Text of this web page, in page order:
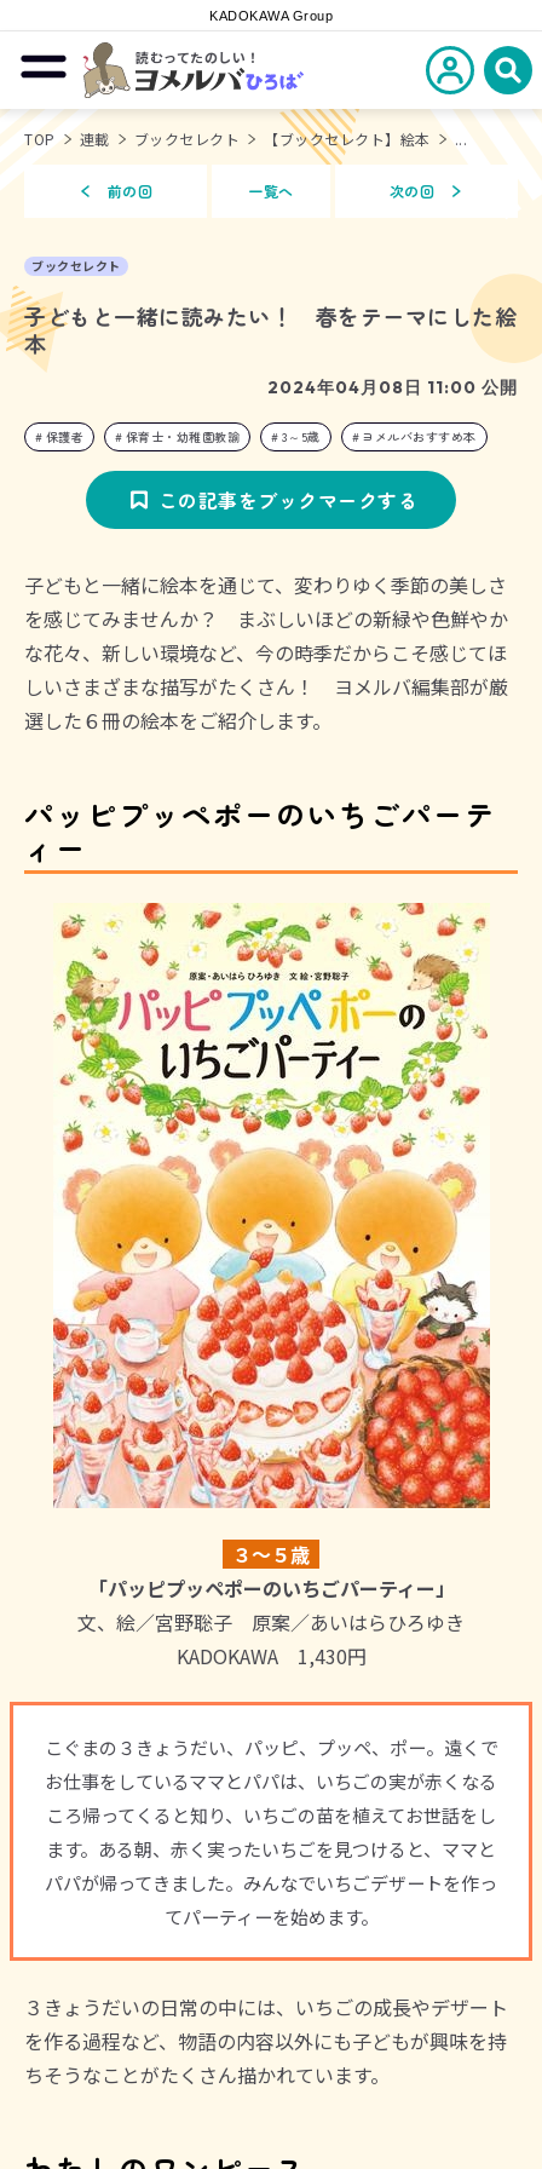
KADOKAWA Group
メニューを開閉する
読むってたのしい！
ヨメルバひろば
新規会員登
検
TOP 連載 ブックセレクト 【ブックセレクト】絵本 ...
前の回 一覧へ 次の回
ブックセレクト
子どもと一緒に読みたい！ 春をテーマにした絵
本
2024年04月08日 11:00 公開
保護者 保育士・幼稚園教諭 3～5歳 ヨメルバおすすめ本
この記事をブックマークする
子どもと一緒に絵本を通じて、変わりゆく季節の美しさ
を感じてみませんか？ まぶしいほどの新緑や色鮮やか
な花々、新しい環境など、今の時季だからこそ感じてほ
しいさまざまな描写がたくさん！ ヨメルバ編集部が厳
選した６冊の絵本をご紹介します。
パッピプッペポーのいちごパーテ
ィー
３～５歳
「パッピプッペポーのいちごパーティー」
文、絵／宮野聡子 原案／あいはらひろゆき
KADOKAWA 1,430円
こぐまの３きょうだい、パッピ、プッペ、ポー。遠くで
お仕事をしているママとパパは、いちごの実が赤くなる
ころ帰ってくると知り、いちごの苗を植えてお世話をし
ます。ある朝、赤く実ったいちごを見つけると、ママと
パパが帰ってきました。みんなでいちごデザートを作っ
てパーティーを始めます。
３きょうだいの日常の中には、いちごの成長やデザート
を作る過程など、物語の内容以外にも子どもが興味を持
ちそうなことがたくさん描かれています。